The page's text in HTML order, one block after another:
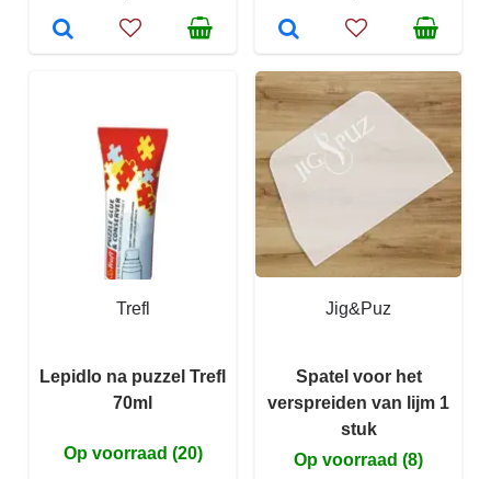
Trefl
Lepidlo na puzzel Trefl
70ml
Op voorraad (20)
Jig&Puz
Spatel voor het
verspreiden van lijm 1
stuk
Op voorraad (8)